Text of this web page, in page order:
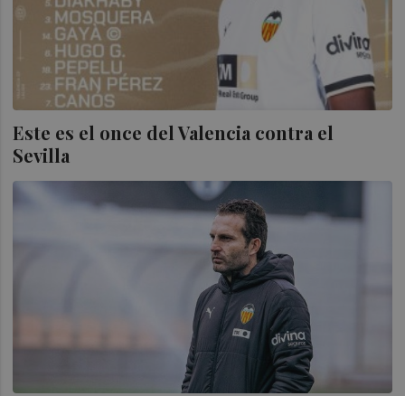
Este es el once del Valencia contra el
Sevilla